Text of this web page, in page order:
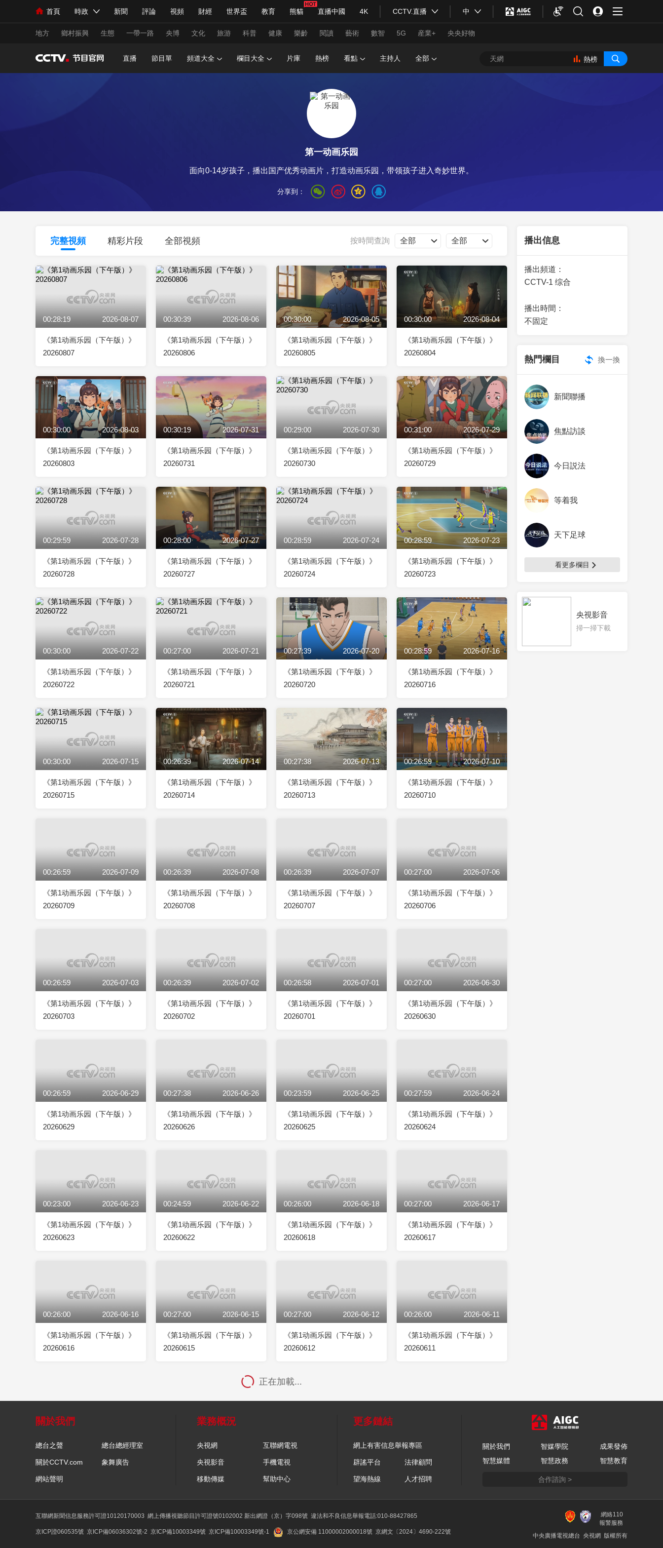
首頁 時政 新聞 評論 視頻 財經 世界盃 教育 熊貓 直播中國 4K CCTV.直播 中
人民領袖習近平 聯播+ 中國領導人 央視快評 習式妙語 熱解讀 天天學習
直播 片庫 欄目大全 節目單 聽音 微視頻 主持人 下載央視影音
海外頻道 iPanda English Монгол
地方 鄉村振興 生態 一帶一路 央博 文化 旅游 科普 健康 樂齡 閱讀 藝術 數智 5G 産業+ 央央好物
人物
央視網評 光華銳評
4K專區 全景新聞
藍海中國 新兵請入列 人生第一次 人生第二次
NBA 中超 國足 國際足球
VIP會員 CCTV奧林匹克頻道 生活體育大會 體育江湖 文化體育 冰雪道路 足球道路
財經 教育 鄉村振興 生態環境 一帶一路 科普 健康 樂齡 閱讀 藝術 汽車 數智 5G
網展 央央好物
CCTV.節目官網 直播 節目單 欄目 收視榜 總台企業白名單
直播 節目單 頻道大全 欄目大全 片庫 熱榜 看點 主持人 全部 熱榜
第一动画乐园
面向0-14岁孩子，播出国产优秀动画片，打造动画乐园，带领孩子进入奇妙世界。
分享到：
完整視頻 精彩片段 全部視頻 按時間查詢
00:28:19 2026-08-07
《第1动画乐园（下午版）》
20260807
00:30:39 2026-08-06
《第1动画乐园（下午版）》
20260806
00:30:00 2026-08-05
《第1动画乐园（下午版）》
20260805
00:30:00 2026-08-04
《第1动画乐园（下午版）》
20260804
00:30:00 2026-08-03
《第1动画乐园（下午版）》
20260803
00:30:19 2026-07-31
《第1动画乐园（下午版）》
20260731
00:29:00 2026-07-30
《第1动画乐园（下午版）》
20260730
00:31:00 2026-07-29
《第1动画乐园（下午版）》
20260729
00:29:59 2026-07-28
《第1动画乐园（下午版）》
20260728
00:28:00 2026-07-27
《第1动画乐园（下午版）》
20260727
00:28:59 2026-07-24
《第1动画乐园（下午版）》
20260724
00:28:59 2026-07-23
《第1动画乐园（下午版）》
20260723
00:30:00 2026-07-22
《第1动画乐园（下午版）》
20260722
00:27:00 2026-07-21
《第1动画乐园（下午版）》
20260721
00:27:39 2026-07-20
《第1动画乐园（下午版）》
20260720
00:28:59 2026-07-16
《第1动画乐园（下午版）》
20260716
00:30:00 2026-07-15
《第1动画乐园（下午版）》
20260715
00:26:39 2026-07-14
《第1动画乐园（下午版）》
20260714
00:27:38 2026-07-13
《第1动画乐园（下午版）》
20260713
00:26:59 2026-07-10
《第1动画乐园（下午版）》
20260710
00:26:59 2026-07-09
《第1动画乐园（下午版）》
20260709
00:26:39 2026-07-08
《第1动画乐园（下午版）》
20260708
00:26:39 2026-07-07
《第1动画乐园（下午版）》
20260707
00:27:00 2026-07-06
《第1动画乐园（下午版）》
20260706
00:26:59 2026-07-03
《第1动画乐园（下午版）》
20260703
00:26:39 2026-07-02
《第1动画乐园（下午版）》
20260702
00:26:58 2026-07-01
《第1动画乐园（下午版）》
20260701
00:27:00 2026-06-30
《第1动画乐园（下午版）》
20260630
00:26:59 2026-06-29
《第1动画乐园（下午版）》
20260629
00:27:38 2026-06-26
《第1动画乐园（下午版）》
20260626
00:23:59 2026-06-25
《第1动画乐园（下午版）》
20260625
00:27:59 2026-06-24
《第1动画乐园（下午版）》
20260624
00:23:00 2026-06-23
《第1动画乐园（下午版）》
20260623
00:24:59 2026-06-22
《第1动画乐园（下午版）》
20260622
00:26:00 2026-06-18
《第1动画乐园（下午版）》
20260618
00:27:00 2026-06-17
《第1动画乐园（下午版）》
20260617
00:26:00 2026-06-16
《第1动画乐园（下午版）》
20260616
00:27:00 2026-06-15
《第1动画乐园（下午版）》
20260615
00:27:00 2026-06-12
《第1动画乐园（下午版）》
20260612
00:26:00 2026-06-11
《第1动画乐园（下午版）》
20260611
正在加載...
播出信息
播出頻道：
CCTV-1 综合
播出時間：
不固定
熱門欄目
新聞聯播
焦點訪談
今日説法
等着我
天下足球
換一換
看更多欄目
央視影音
掃一掃下載
關於我們
總台之聲 總台總經理室
關於CCTV.com 象舞廣告
網站聲明
業務概況
央視網 互聯網電視
央視影音 手機電視
移動傳媒 幫助中心
更多鏈結
網上有害信息舉報專區
辟謠平台 法律顧問
望海熱線 人才招聘
關於我們 智媒學院
成果發佈
智慧媒體
智慧政務 智慧教育
合作諮詢 >
互聯網新聞信息服務許可證10120170003 網上傳播視聽節目許可證號0102002 新出網證（京）字098號 違法和不良信息舉報電話:010-88427865
京ICP證060535號 京ICP備06036302號-2 京ICP備10003349號 京ICP備10003349號-1 京公網安備 11000002000018號 京網文〔2024〕4690-222號
網絡110
報警服務
中央廣播電視總台 央視網 版權所有